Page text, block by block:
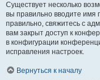
Существует несколько
вы правильно вводите имя
правильно, свяжитесь с
вам закрыт доступ к
в конфигурации
исправления настроек.
Вернуться к началу